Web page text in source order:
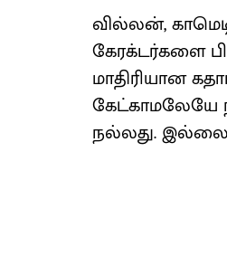
வில்லன்,
கேரக்டர்களை
மாதிரியான
நல்லது.